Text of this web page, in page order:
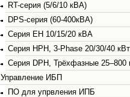
RT-серия (5/6/10 кВА)
DPS-серия (60-400кВА)
Серия EH 10/15/20 кВА
Серия HPH, 3-Phase 20/30/40 кВт
Серия DPH, Трёхфазные 25–800
Управление ИБП
ПО для упрвления ИПБ